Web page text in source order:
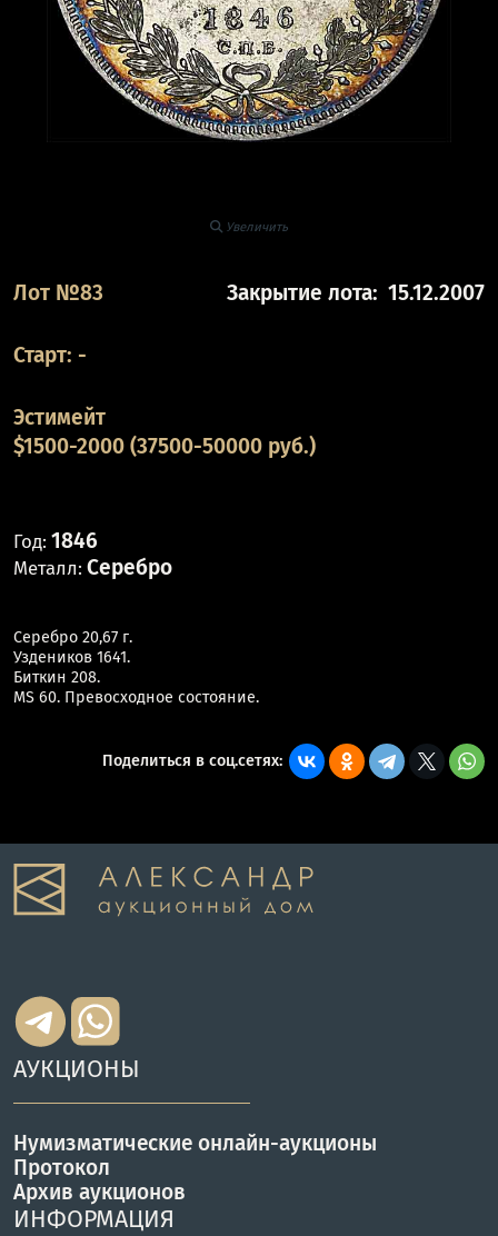
Увеличить
Лот №83 Закрытие лота: 15.12.2007
Старт: -
Эстимейт
$1500-2000 (37500-50000 руб.)
Год: 1846
Металл: Серебро
Серебро 20,67 г.
Уздеников 1641.
Биткин 208.
MS 60. Превосходное состояние.
Поделиться в соц.сетях:
АУКЦИОНЫ
Нумизматические онлайн-аукционы
Протокол
Архив аукционов
ИНФОРМАЦИЯ